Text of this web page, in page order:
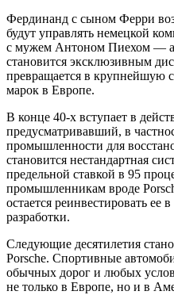
Фердинанд с сыном Ферри
будут управлять немецкой
с мужем Антоном Пиехом —
становится эксклюзивным
превращается в крупнейшую
марок в Европе.
В конце 40-х вступает в
предусматривавший, в
промышленности для
становится нестандартная
предельной ставкой в 95
промышленникам вроде
остается реинвестировать ее
разработки.
Следующие десятилетия
Porsche. Спортивные
обычных дорог и любых
не только в Европе, но и в